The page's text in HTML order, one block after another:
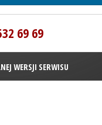
69 69
WERSJI SERWISU